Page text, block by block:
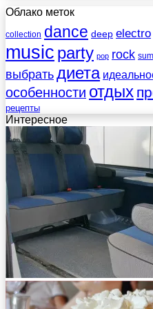
Облако меток
collection dance deep electro
music party pop rock
выбратьдиета
особенности отдых
рецепты
Интересное